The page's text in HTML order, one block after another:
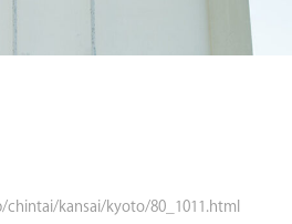
kansai/kyoto/80_1011.html